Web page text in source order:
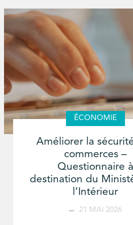
ÉCONOMIE
Améliorer la
commerces –
Questionnaire à
destination du
l’Intérieur
21 MAI 2026